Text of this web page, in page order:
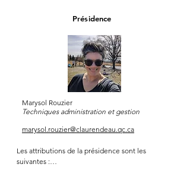
Présidence
Marysol Rouzier
Techniques administration et gestion
marysol.rouzier@claurendeau.qc.ca
Les attributions de la présidence sont les
suivantes :